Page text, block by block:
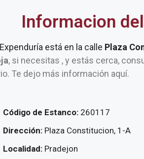
Informacion
está en la calle Plaza
, si necesitas , y estás cerca,
Te dejo más información aquí.
Código de Estanco: 260117
Dirección: Plaza Constitucion, 1-A
Localidad: Pradejon